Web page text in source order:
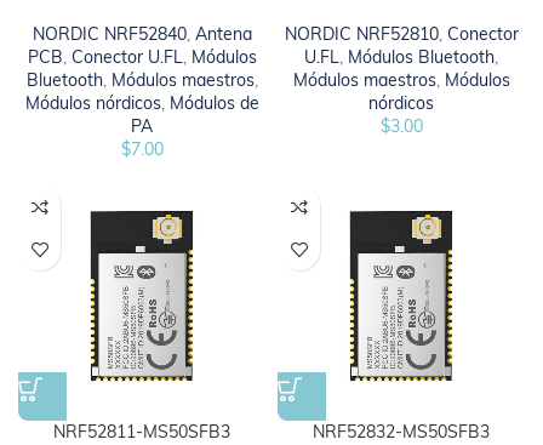
NORDIC NRF52840, Antena
PCB, Conector U.FL, Módulos
Bluetooth, Módulos maestros,
Módulos nórdicos, Módulos de
PA
$7.00
NORDIC NRF52810, Conector
U.FL, Módulos Bluetooth,
Módulos maestros, Módulos
nórdicos
$3.00
NRF52811-MS50SFB3 NRF52832-MS50SFB3